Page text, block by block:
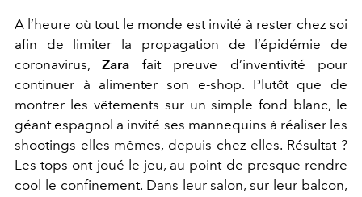
A l’heure où tout le monde est invité à rester chez soi
afin de limiter la propagation de l’épidémie de
coronavirus,Zara
fait preuve d’inventivité pour
continuer à alimenter son e-shop. Plutôt que de
montrer les vêtements sur un simple fond blanc, le
géant espagnol a invité ses mannequins à réaliser les
shootings elles-mêmes, depuis chez elles. Résultat ?
Les tops ont joué le jeu, au point de presque rendre
cool le confinement. Dans leur salon, sur leur balcon,